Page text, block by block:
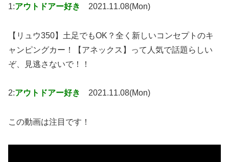
1:アウトドアー好き 2021.11.08(Mon)
【リュウ350】土足でもOK？全く新しいコンセプトのキ
ャンピングカー！【アネックス】って人気で話題らしい
ぞ、見逃さないで！！
2:アウトドアー好き 2021.11.08(Mon)
この動画は注目です！